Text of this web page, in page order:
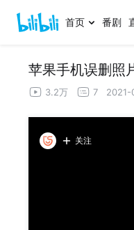
首页 番剧
苹果手机误删照
3.2万 7 2021-
关注